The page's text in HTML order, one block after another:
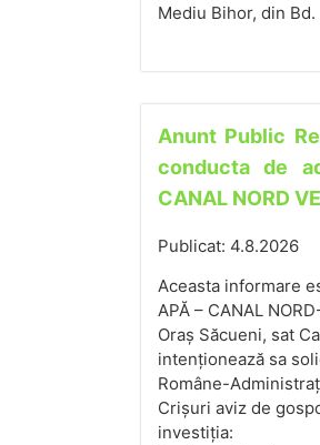
Mediu Bihor, din Bd.
Anunt Public
conducta de
CANAL NORD
Publicat: 4.8.2026
Aceasta informare
APĂ – CANAL
Oraș Săcueni, sat
intenționează sa
Române-
Crișuri aviz de
investiția: